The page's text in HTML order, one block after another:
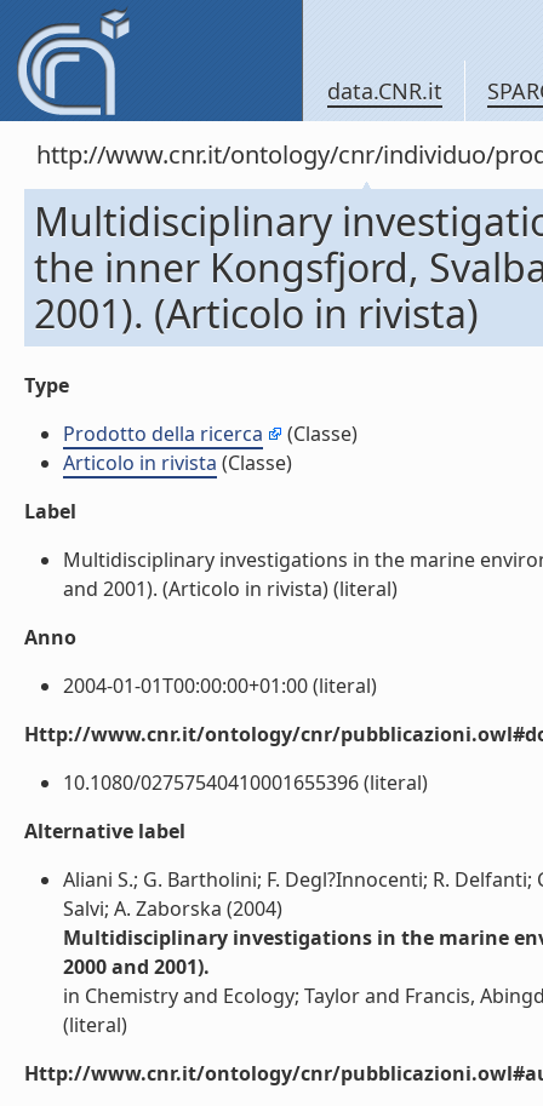
data.CNR.it
http://www.cnr.it/ontology/cnr/individuo/
Multidisciplinary
the inner Kongsfjord,
2001). (Articolo in rivista)
Type
Prodotto della ricerca
(Classe)
Articolo in rivista (Classe)
Label
Multidisciplinary investigations in the marine
and 2001). (Articolo in rivista) (literal)
Anno
2004-01-01T00:00:00+01:00 (literal)
Http://www.cnr.it/ontology/cnr/
10.1080/02757540410001655396 (literal)
Alternative label
Aliani S.; G. Bartholini; F. Degl?Innocenti; R. Delfanti;
Salvi; A. Zaborska (2004)
Multidisciplinary investigations in the marine
2000 and 2001).
in Chemistry and Ecology; Taylor and Francis,
(literal)
Http://www.cnr.it/ontology/cnr/